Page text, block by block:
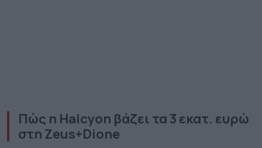
Πώς η Halcyon βάζει τα 3 εκατ. ευρώ
στη Zeus+Dione